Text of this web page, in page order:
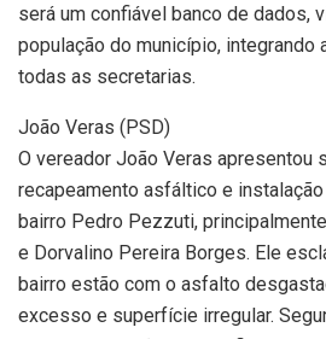
será um confiável banco de dados,
população do município, integrando
todas as secretarias.
João Veras (PSD)
O vereador João Veras apresentou
recapeamento asfáltico e
bairro Pedro Pezzuti,
e Dorvalino Pereira Borges. Ele
bairro estão com o asfalto
excesso e superfície irregular.